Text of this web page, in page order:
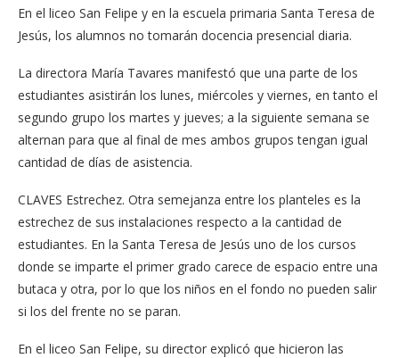
En el liceo San Felipe y en la escuela primaria Santa Tere­sa de
Jesús, los alumnos no tomarán docencia presen­cial diaria.
La directora María Tava­res manifestó que una par­te de los
estudiantes asisti­rán los lunes, miércoles y viernes, en tanto el
segun­do grupo los martes y jue­ves; a la siguiente semana se
alternan para que al final de mes ambos grupos ten­gan igual
cantidad de días de asistencia.
CLAVES Estrechez. Otra semejanza entre los planteles es la
estrechez de sus instalaciones respecto a la cantidad de
estudiantes. En la Santa Teresa de Jesús uno de los cursos
donde se imparte el primer grado carece de espacio entre una
butaca y otra, por lo que los niños en el fondo no pueden salir
si los del frente no se paran.
En el liceo San Felipe, su director explicó que hicieron las